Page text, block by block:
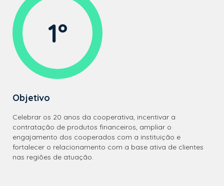
1º
Objetivo
Celebrar os 20 anos da cooperativa, incentivar a
contratação de produtos financeiros, ampliar o
engajamento dos cooperados com a instituição e
fortalecer o relacionamento com a base ativa de clientes
nas regiões de atuação.